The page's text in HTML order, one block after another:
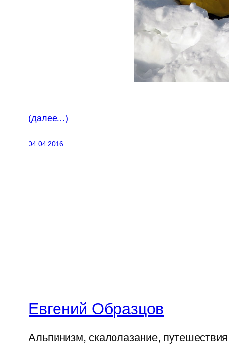
(далее…)
04.04.2016
Евгений Образцов
Альпинизм, скалолазание, путешествия